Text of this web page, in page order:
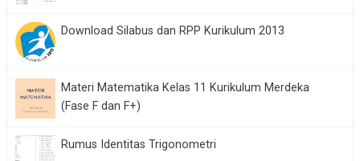
Download Silabus dan RPP Kurikulum 2013
Materi Matematika Kelas 11 Kurikulum Merdeka
(Fase F dan F+)
Rumus Identitas Trigonometri